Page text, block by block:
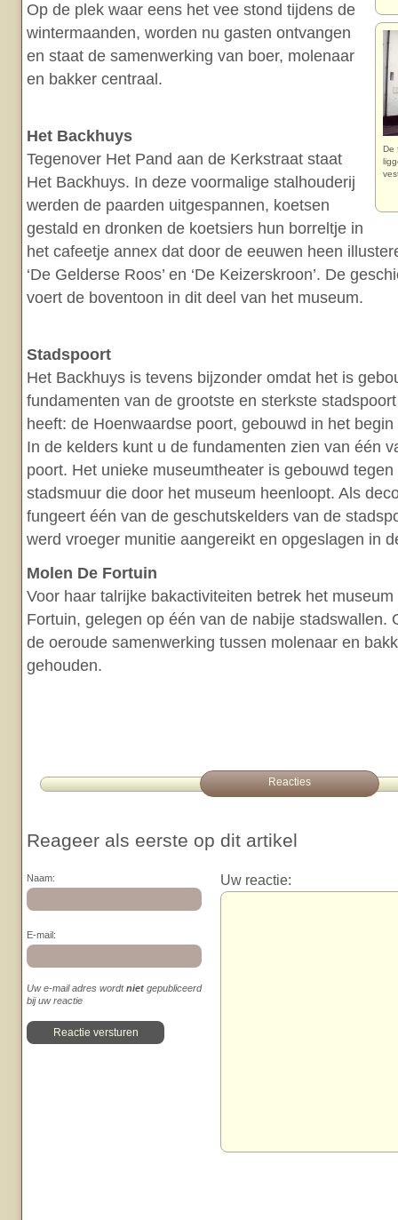
De
Op de plek waar eens het vee stond tijdens de
wintermaanden, worden nu gasten ontvangen
en staat de samenwerking van boer, molenaar
en bakker centraal.
Het Backhuys
Tegenover Het Pand aan de Kerkstraat staat
Het Backhuys. In deze voormalige stalhouderij
werden de paarden uitgespannen, koetsen
gestald en dronken de koetsiers hun borreltje in
het cafeetje annex dat door de eeuwen heen
‘De Gelderse Roos’ en ‘De Keizerskroon’. De
voert de boventoon in dit deel van het museum.
Stadspoort
Het Backhuys is tevens bijzonder omdat het is
fundamenten van de grootste en sterkste
heeft: de Hoenwaardse poort, gebouwd in het
In de kelders kunt u de fundamenten zien van één
poort. Het unieke museumtheater is gebouwd
stadsmuur die door het museum heenloopt. Als
fungeert één van de geschutskelders van de
werd vroeger munitie aangereikt en opgeslagen in
Molen De Fortuin
Voor haar talrijke bakactiviteiten betrek het
Fortuin, gelegen op één van de nabije stadswallen.
de oeroude samenwerking tussen molenaar en
gehouden.
Reacties
Reageer als eerste op dit artikel
Naam:
E-mail:
Uw e-mail adres wordtniet gepubliceerd
bij uw reactie
Uw reactie: